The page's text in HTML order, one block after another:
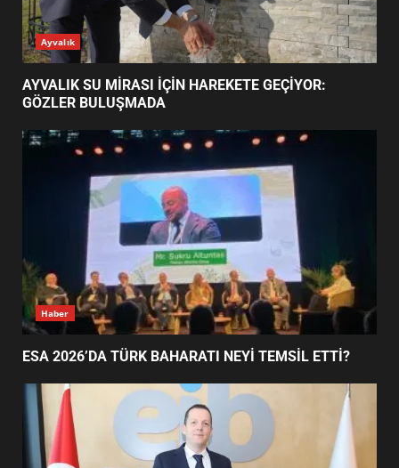
2
ESA 2026’DA TÜRK BAHARATI
NEYİ TEMSİL ETTİ?
EİB’DE KRİTİK ATAMA:
SÜRDÜRÜLEBİLİRLİKTE NE
DEĞİŞECEK?
4
EDREMİT’İN GURURU TÜRKİYE
FİNALİNDE NE BAŞARDI?
5
UZATILDI: NE DEĞİŞTİ?
Ayvalık
AYVALIK SU MİRASI İÇİN HAREKETE GEÇİYOR:
GÖZLER BULUŞMADA
Haber
ESA 2026’DA TÜRK BAHARATI NEYİ TEMSİL ETTİ?